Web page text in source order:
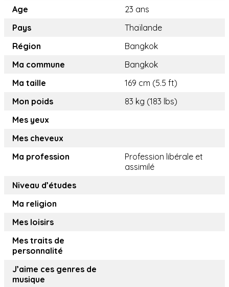
Age
23 ans
Pays
Thaïlande
Région
Bangkok
Ma commune
Bangkok
Ma taille
169 cm (5.5 ft)
Mon poids
83 kg (183 lbs)
Mes yeux
Mes cheveux
Ma profession
Profession libérale et
assimilé
Niveau d’études
Ma religion
Mes loisirs
Mes traits de
personnalité
J’aime ces genres de
musique